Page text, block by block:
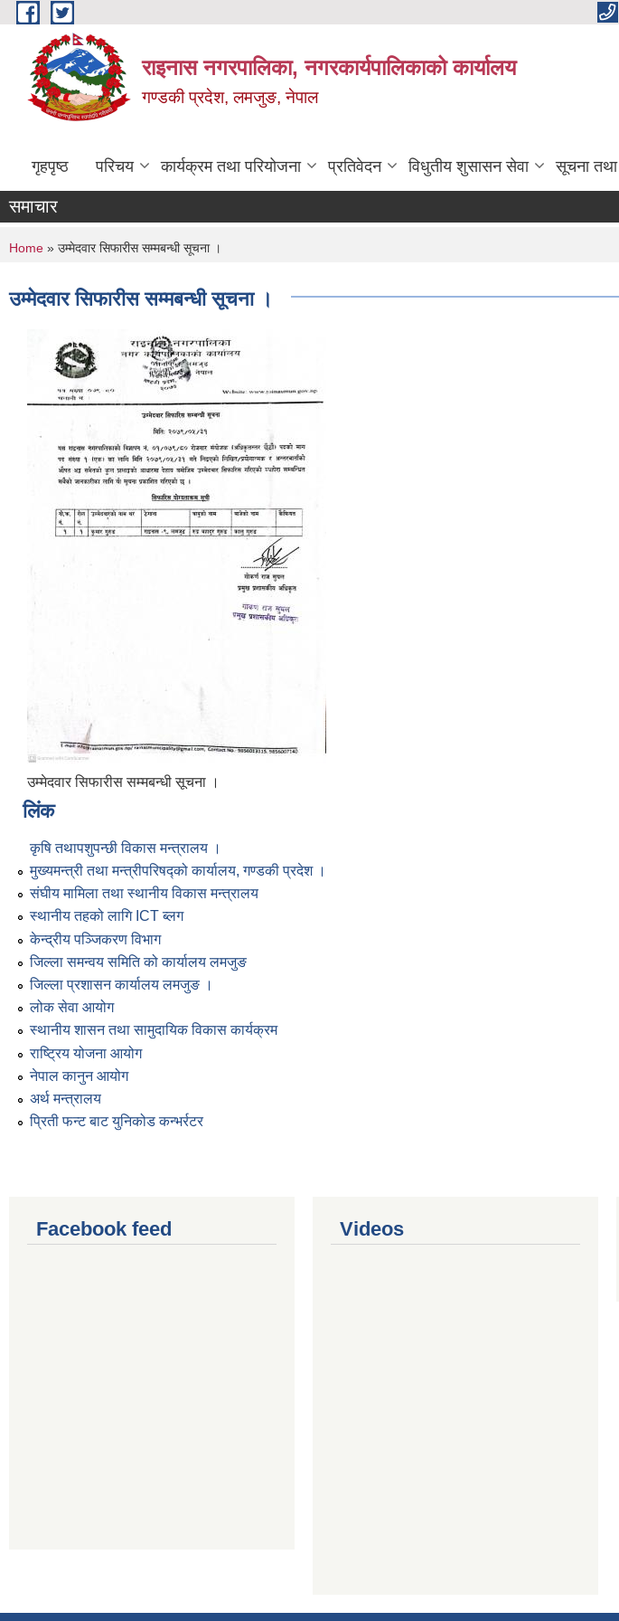
Skip to main content
राइनास नगरपालिका, नगरकार्यपालिकाको कार्यालय
गण्डकी प्रदेश, लमजुङ, नेपाल
गृहपृष्ठ परिचय कार्यक्रम तथा परियोजना प्रतिवेदन विधुतीय शुसासन सेवा सूचना तथा
समाचार
You are here
Home » उम्मेदवार सिफारीस सम्मबन्धी सूचना ।
उम्मेदवार सिफारीस सम्मबन्धी सूचना ।
उम्मेदवार सिफारीस सम्मबन्धी सूचना ।
लिंक
कृषि तथापशुपन्छी विकास मन्त्रालय ।
मुख्यमन्त्री तथा मन्त्रीपरिषद्को कार्यालय, गण्डकी प्रदेश ।
संघीय मामिला तथा स्थानीय विकास मन्त्रालय
स्थानीय तहको लागि ICT ब्लग
केन्द्रीय पञ्जिकरण विभाग
जिल्ला समन्वय समिति को कार्यालय लमजुङ
जिल्ला प्रशासन कार्यालय लमजुङ ।
लोक सेवा आयोग
स्थानीय शासन तथा सामुदायिक विकास कार्यक्रम
राष्ट्रिय योजना आयोग
नेपाल कानुन आयोग
अर्थ मन्त्रालय
प्रिती फन्ट बाट युनिकोड कन्भर्रटर
Facebook feed Videos